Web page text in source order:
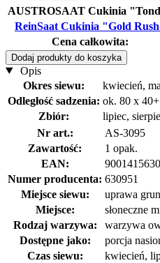
AUSTROSAAT Cukinia
ReinSaat Cukinia "Gold
Cena całkowita:
Dodaj produkty do koszyka
Opis
Okres siewu:
kwiecień,
Odległość sadzenia: ok. 80 x
Zbiór:
lipiec,
Nr art.:
AS-3095
Zawartość:
1 opak.
EAN:
Numer producenta: 630951
Miejsce siewu:
uprawa
Miejsce:
słoneczne
Rodzaj warzywa:
warzywa
Dostępne jako:
porcja
Czas siewu:
kwiecień,